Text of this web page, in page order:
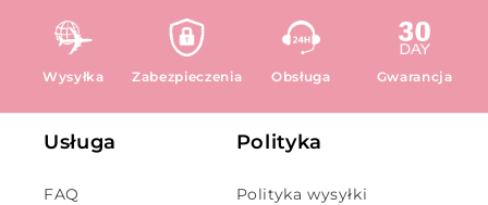
Wysyłka Zabezpieczenia Obsługa Gwarancja
Usługa
FAQ
Polityka
Polityka wysyłki